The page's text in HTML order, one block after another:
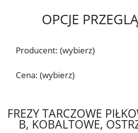
OPCJE
Producent: (wybierz)
Cena: (wybierz)
FREZY TARCZOWE
B, KOBALTOWE,